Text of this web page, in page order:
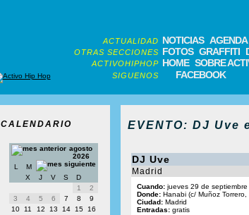
ACTUALIDAD NOTICIAS AGENDA
OTRAS SECCIONES FOTOS GRAFFITI
ACTIVOHIPHOP HOME SOBRE
SIGUENOS FACEBOOK
CALENDARIO
agosto
2026
L
M
X
J V S
D
1
2
3
4 5 6 7 8
9
10
11 12 13 14 15
16
EVENTO: DJ Uve
DJ Uve
Madrid
Cuando:jueves 29 de
Donde:Hanabi (c/ Muñoz Torrero,
Ciudad:Madrid
Entradas: gratis